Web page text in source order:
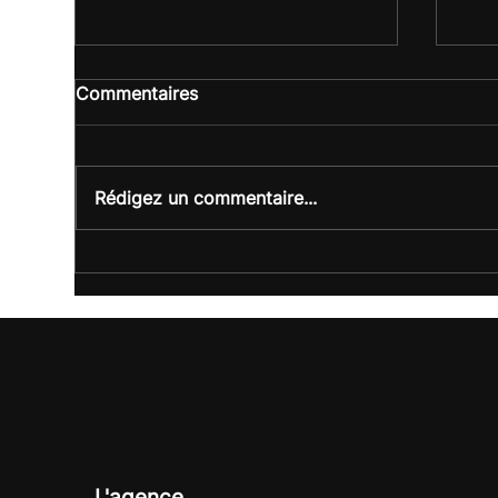
Commentaires
Rédigez un commentaire...